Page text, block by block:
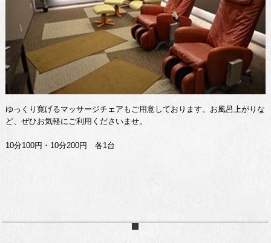
ゆっくり寛げるマッサージチェアもご用意しております。お風呂上がりな
ど、ぜひお気軽にご利用くださいませ。
10分100円・10分200円 各1台